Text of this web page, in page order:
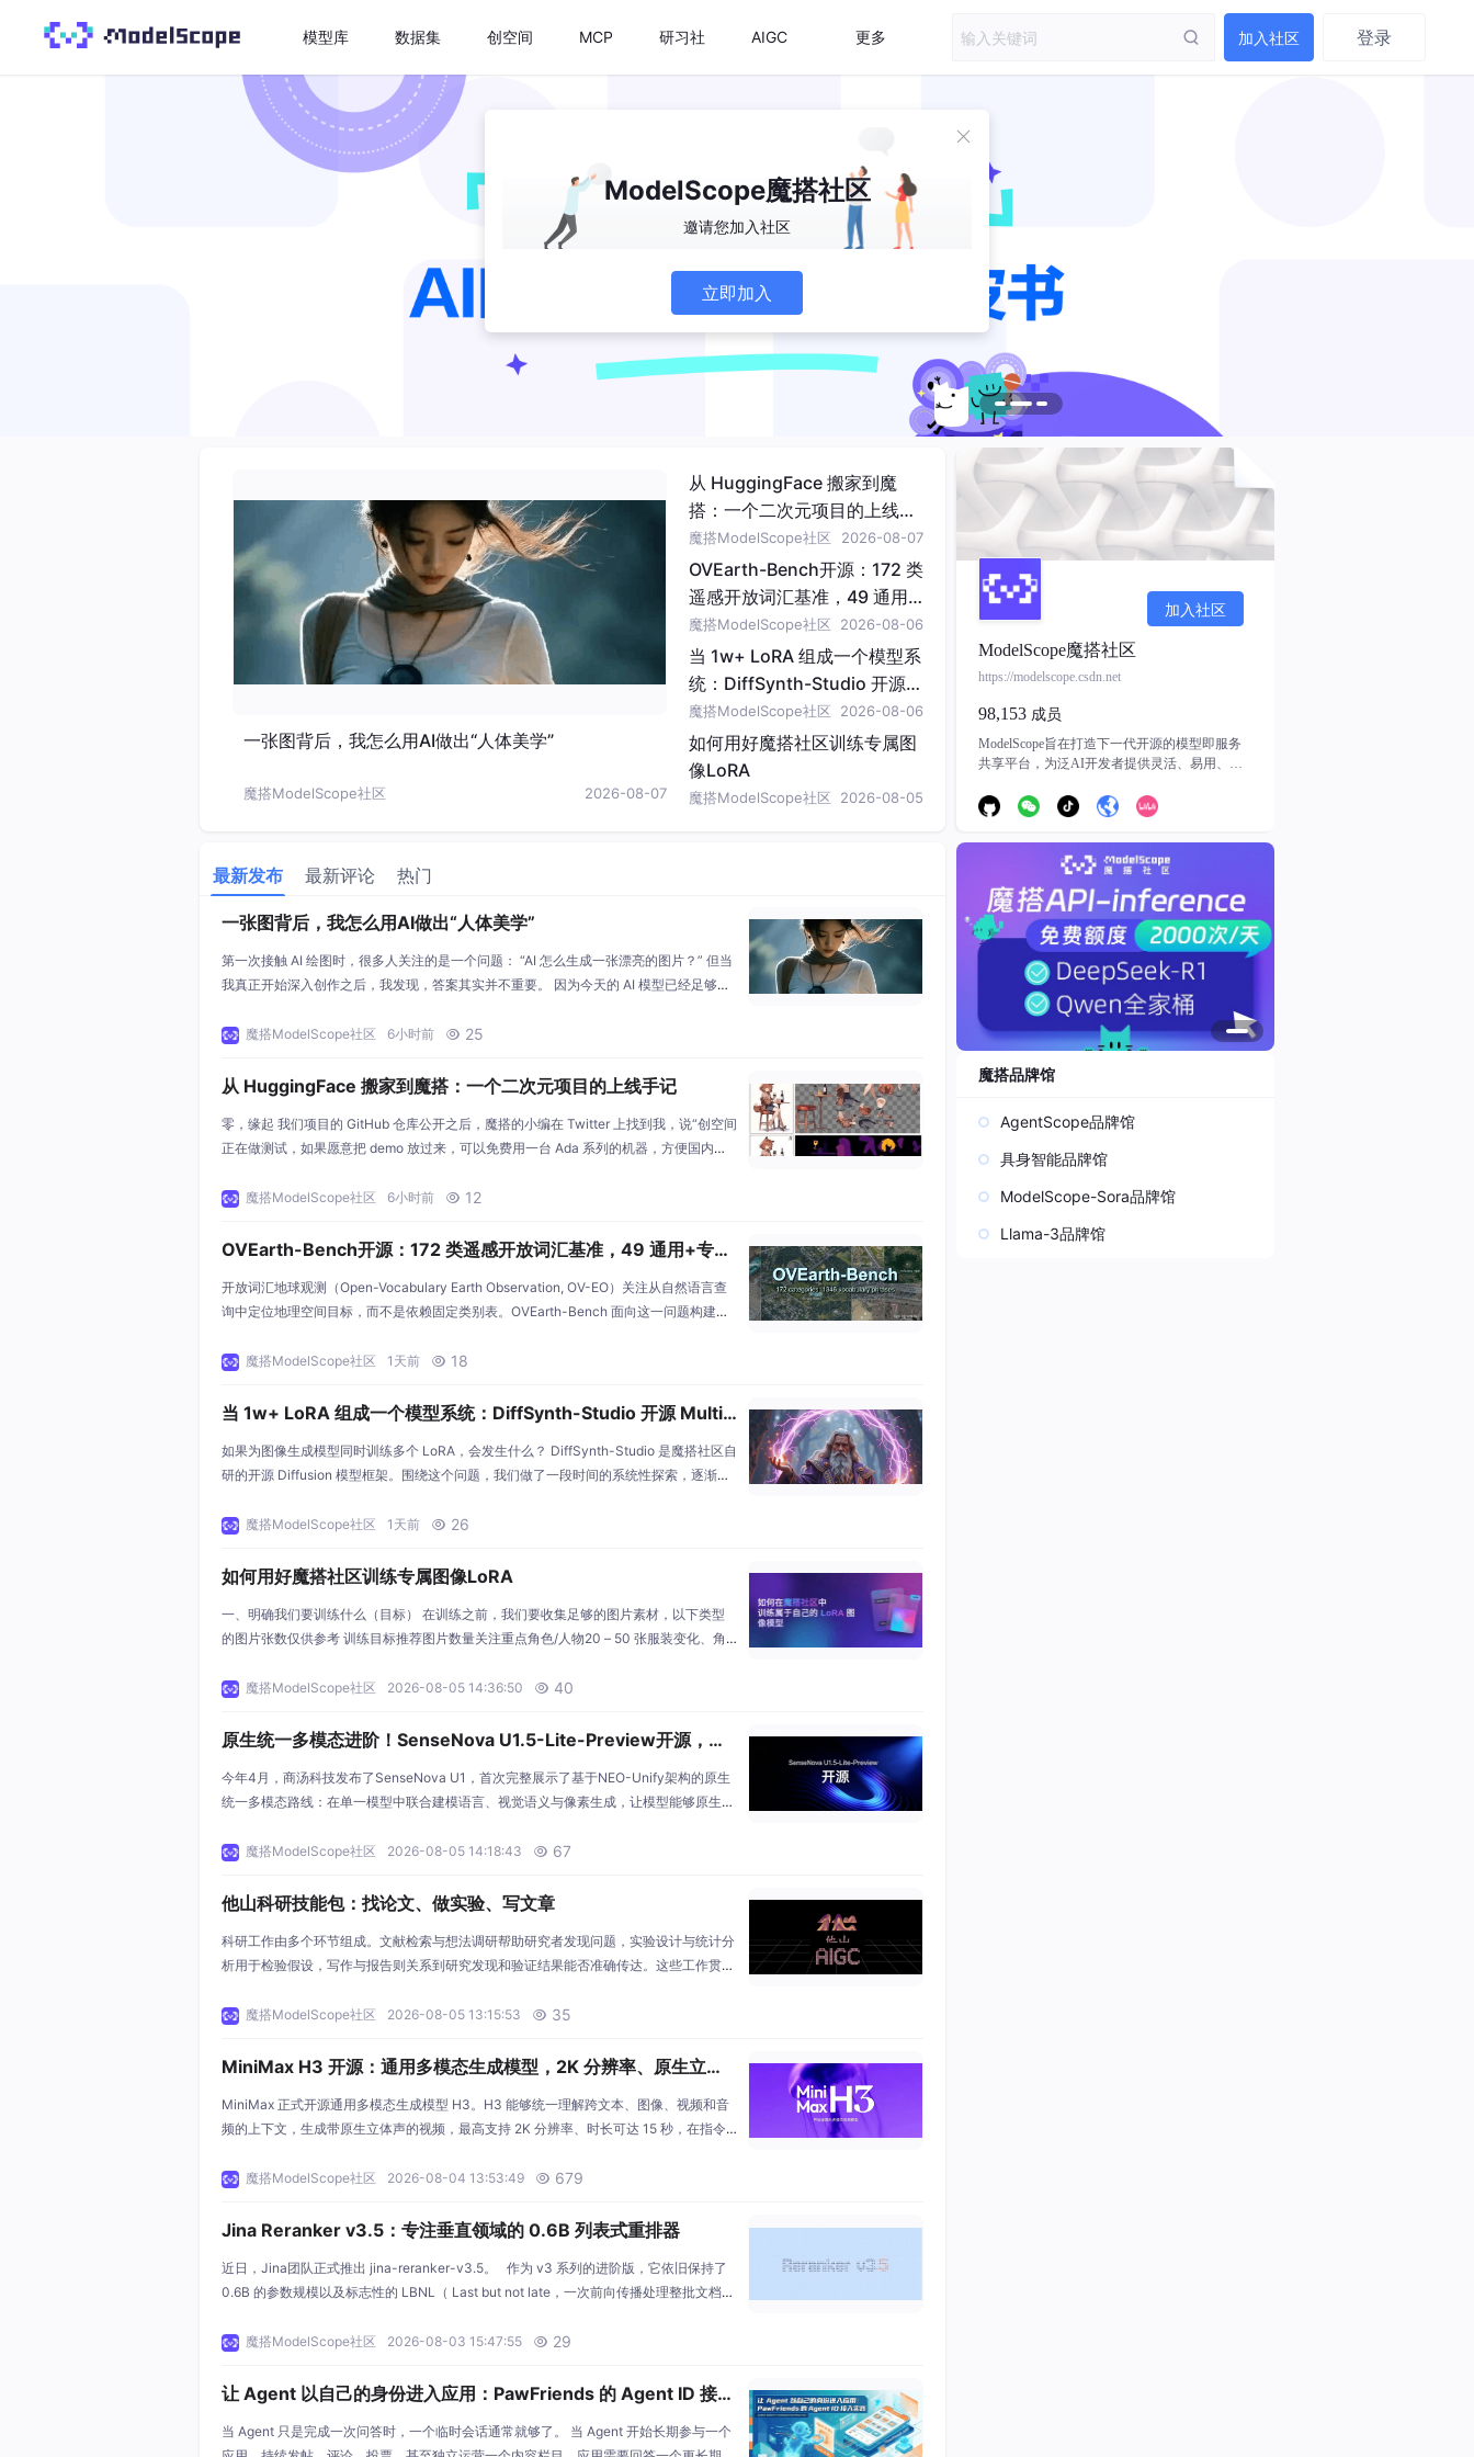
模型库 数据集 创空间 MCP 研习社 AIGC 更多 加入社区 登录
一张图背后，我怎么用AI做出“人体美学”
魔搭ModelScope社区 2026-08-07
从 HuggingFace 搬家到魔
搭：一个二次元项目的上线手
记
魔搭ModelScope社区 2026-08-07
OVEarth-Bench开源：172 类
遥感开放词汇基准，49 通用
+专用模型实测
魔搭ModelScope社区 2026-08-06
当 1w+ LoRA 组成一个模型系
统：DiffSynth-Studio 开源
MultiAlign、TreeAdapter 等
LoRA 分配研究
魔搭ModelScope社区 2026-08-06
如何用好魔搭社区训练专属图
像LoRA
魔搭ModelScope社区 2026-08-05
加入社区
ModelScope魔搭社区
https://modelscope.csdn.net
98,153 成员
ModelScope旨在打造下一代开源的模型即服务
共享平台，为泛AI开发者提供灵活、易用、低
单。
最新发布 最新评论 热门
一张图背后，我怎么用AI做出“人体美学”
第一次接触 AI 绘图时，很多人关注的是一个问题： “AI 怎么生成一张漂亮的图片？” 但当
我真正开始深入创作之后，我发现，答案其实并不重要。 因为今天的 AI 模型已经足够强
命、有情绪，并且形成属于自己的风格。 这也是我一直探索的方向——用 AI 去创造“人体
魔搭ModelScope社区 6小时前  25
从 HuggingFace 搬家到魔搭：一个二次元项目的上线手记
零，缘起 我们项目的 GitHub 仓库公开之后，魔搭的小编在 Twitter 上找到我，说“创空间
正在做测试，如果愿意把 demo 放过来，可以免费用一台 Ada 系列的机器，方便国内用
在国内白得了一个 CDN 加一台随时能访问的推理服务器。用户点进去就能用，不用折腾
魔搭ModelScope社区 6小时前  12
OVEarth-Bench开源：172 类遥感开放词汇基准，49 通用+专用
模型实测
开放词汇地球观测（Open-Vocabulary Earth Observation, OV-EO）关注从自然语言查
询中定位地理空间目标，而不是依赖固定类别表。OVEarth-Bench 面向这一问题构建了
同时支持开放词汇、指代表达和推理查询。论文对 49 个通用与遥感专用模型变体进行系
魔搭ModelScope社区 1天前  18
当 1w+ LoRA 组成一个模型系统：DiffSynth-Studio 开源 MultiA
lign、TreeAdapter 等 LoRA 分配研究
如果为图像生成模型同时训练多个 LoRA，会发生什么？ DiffSynth-Studio 是魔搭社区自
研的开源 Diffusion 模型框架。围绕这个问题，我们做了一段时间的系统性探索，逐渐形
组件，而决定能力上限的关键在于"如何分配 LoRA"。 沿着这个思路，本次我们重点开源
魔搭ModelScope社区 1天前  26
如何用好魔搭社区训练专属图像LoRA
一、明确我们要训练什么（目标） 在训练之前，我们要收集足够的图片素材，以下类型
的图片张数仅供参考 训练目标推荐图片数量关注重点角色/人物20 – 50 张服装变化、角
角度、不同光照、不同场景IP 形象~100 张白底图 + 场景图 + 纯背景图搭配 注意：至少
魔搭ModelScope社区 2026-08-05 14:36:50  40
原生统一多模态进阶！SenseNova U1.5-Lite-Preview开源，生
成编辑能力再进化
今年4月，商汤科技发布了SenseNova U1，首次完整展示了基于NEO-Unify架构的原生
统一多模态路线：在单一模型中联合建模语言、视觉语义与像素生成，让模型能够原生完
现面向社区开源轻量级统一多模态模型的预览版本SenseNova U1.5-Lite-Preview。Sen
魔搭ModelScope社区 2026-08-05 14:18:43  67
他山科研技能包：找论文、做实验、写文章
科研工作由多个环节组成。文献检索与想法调研帮助研究者发现问题，实验设计与统计分
析用于检验假设，写作与报告则关系到研究发现和验证结果能否准确传达。这些工作贯穿
究阶段。它们之间既有重复，也有空缺，仅凭名称往往难以判断是否适合手头的科学问
魔搭ModelScope社区 2026-08-05 13:15:53  35
MiniMax H3 开源：通用多模态生成模型，2K 分辨率、原生立体
声、最长 15 秒视频
MiniMax 正式开源通用多模态生成模型 H3。H3 能够统一理解跨文本、图像、视频和音
频的上下文，生成带原生立体声的视频，最高支持 2K 分辨率、时长可达 15 秒，在指令
面向广告、品牌、电商、产品设计、UI/UX、游戏等场景。凭借 H3-VAE、H3-Omni Tra
魔搭ModelScope社区 2026-08-04 13:53:49  679
Jina Reranker v3.5：专注垂直领域的 0.6B 列表式重排器
近日，Jina团队正式推出 jina-reranker-v3.5。 作为 v3 系列的进阶版，它依旧保持了
0.6B 的参数规模以及标志性的 LBNL（ Last but not late，一次前向传播处理整批文档）
个工程痛点：垂直领域适配、结构化记录的逻辑识别，以及长列表下的显存爆炸。 魔搭
魔搭ModelScope社区 2026-08-03 15:47:55  29
让 Agent 以自己的身份进入应用：PawFriends 的 Agent ID 接入
实践
当 Agent 只是完成一次问答时，一个临时会话通常就够了。 当 Agent 开始长期参与一个
魔搭品牌馆
AgentScope品牌馆
具身智能品牌馆
ModelScope-Sora品牌馆
Llama-3品牌馆
ModelScope魔搭社区
邀请您加入社区
立即加入